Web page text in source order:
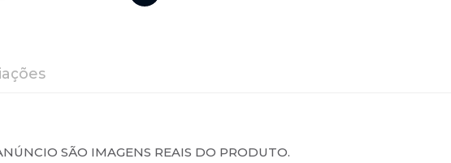
SÃO IMAGENS REAIS DO PRODUTO.